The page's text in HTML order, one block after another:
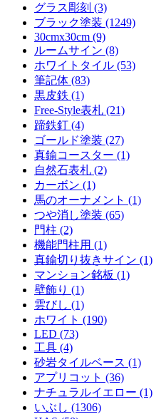
グラス彫刻 (3)
ブラック塗装 (1249)
30cmx30cm (9)
ルームサイン (8)
ホワイトタイル (53)
筆記体 (83)
黒皮鉄 (1)
Free-Style表札 (21)
蹄鉄釘 (4)
ゴールド塗装 (27)
真鍮コースター (1)
自然石表札 (2)
カーボン (1)
馬のオーナメント (1)
つや消し塗装 (65)
門柱 (2)
機能門柱用 (1)
真鍮切り抜きサイン (1)
マンション銘板 (1)
壁飾り (1)
雲びし (1)
ホワイト (190)
LED (73)
工具 (4)
砂岩タイルベース (1)
アプリコット (36)
ナチュラルイエロー (1)
いぶし (1306)